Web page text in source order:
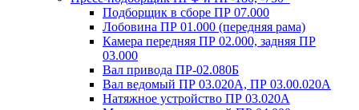
Подборщик в сборе ПР 07.000
Лобовина ПР 01.000 (передняя рама)
Камера передняя ПР 02.000, задняя ПР
03.000
Вал привода ПР-02.080Б
Вал ведомый ПР 03.020А, ПР 03.00.020А
Натяжное устройство ПР 03.020A